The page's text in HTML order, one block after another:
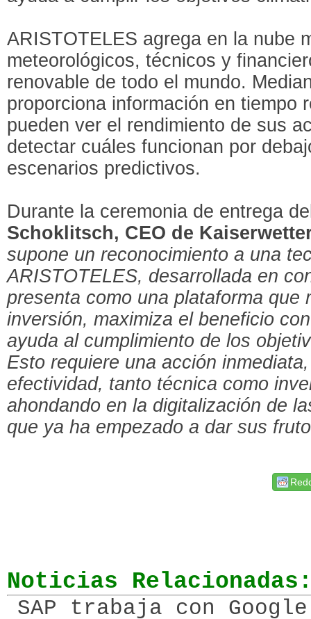
ARISTOTELES agrega en la nube
meteorológicos, técnicos y
renovable de todo el mundo.
proporciona información en tiempo
pueden ver el rendimiento de sus
detectar cuáles funcionan por
escenarios predictivos.
Durante la ceremonia de entrega
Schoklitsch, CEO de
supone un reconocimiento a una
ARISTOTELES, desarrollada en
presenta como una plataforma que
inversión, maximiza el beneficio
ayuda al cumplimiento de los
Esto requiere una acción
efectividad, tanto técnica como
ahondando en la digitalización de
que ya ha empezado a dar sus
Noticias
SAP trabaja con Google